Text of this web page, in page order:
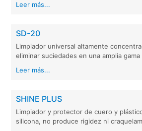
Leer más...
SD-20
Limpiador universal altamente
eliminar suciedades en una amplia
Leer más...
SHINE PLUS
Limpiador y protector de cuero y
silicona, no produce rigidez ni